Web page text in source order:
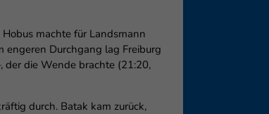
machte für Landsmann
engeren Durchgang lag Freiburg
der die Wende brachte (21:20,
durch. Batak kam zurück,